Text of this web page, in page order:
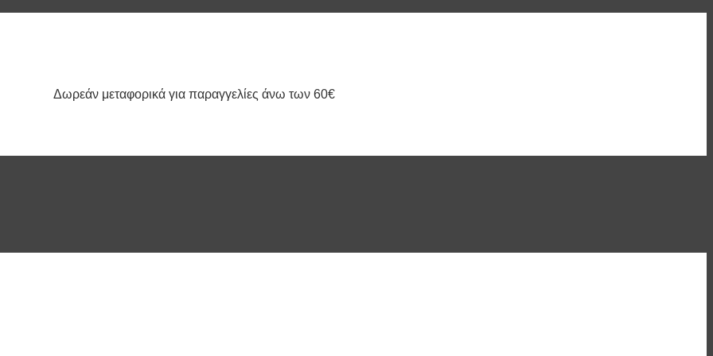
Δωρεάν μεταφορικά για παραγγελίες άνω των 60€